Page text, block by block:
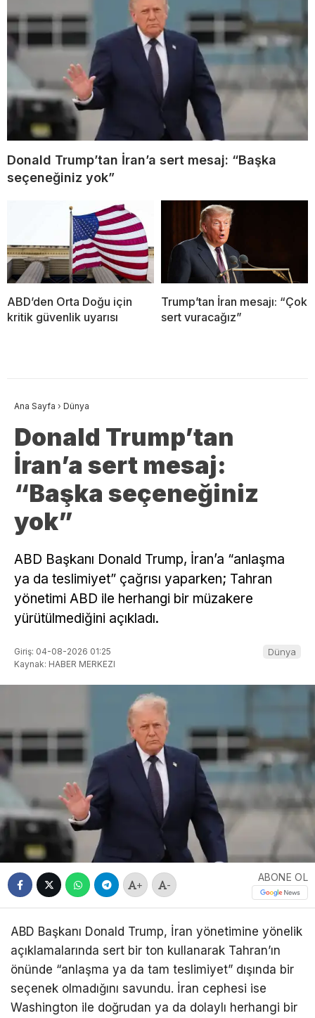
Donald Trump’tan İran’a sert mesaj: “Başka
seçeneğiniz yok”
ABD’den Orta Doğu için
kritik güvenlik uyarısı
Trump’tan İran mesajı: “Çok
sert vuracağız”
Ana Sayfa › Dünya
Donald Trump’tan
İran’a sert mesaj:
“Başka seçeneğiniz
yok”
ABD Başkanı Donald Trump, İran’a “anlaşma
ya da teslimiyet” çağrısı yaparken; Tahran
yönetimi ABD ile herhangi bir müzakere
yürütülmediğini açıkladı.
Giriş: 04-08-2026 01:25
Kaynak: HABER MERKEZI
Dünya
+ -
ABONE OL
ABD Başkanı Donald Trump, İran yönetimine yönelik
açıklamalarında sert bir ton kullanarak Tahran’ın
önünde “anlaşma ya da tam teslimiyet” dışında bir
seçenek olmadığını savundu. İran cephesi ise
Washington ile doğrudan ya da dolaylı herhangi bir